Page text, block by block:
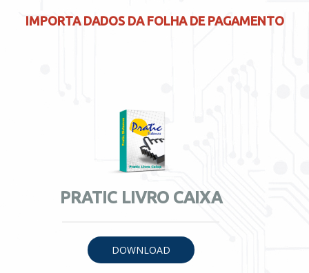
IMPORTA DADOS DA FOLHA DE PAGAMENTO
PRATIC LIVRO CAIXA
DOWNLOAD